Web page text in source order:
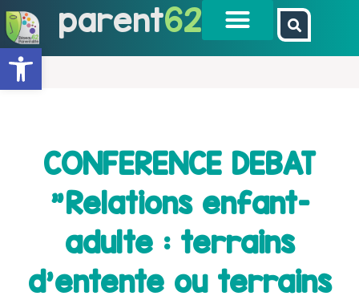
Ouvrir la barre d’outils
parent62
CONFERENCE DEBAT
"Relations enfant-
adulte : terrains
d’entente ou terrains